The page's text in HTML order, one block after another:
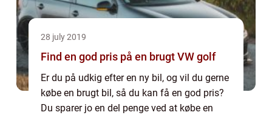
28 july 2019
Find en god pris på en brugt VW golf
Er du på udkig efter en ny bil, og vil du gerne
købe en brugt bil, så du kan få en god pris?
Du sparer jo en del penge ved at købe en